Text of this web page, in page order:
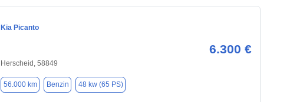
Kia Picanto
6.300 €
Herscheid, 58849
56.000 km Benzin 48 kw (65 PS)